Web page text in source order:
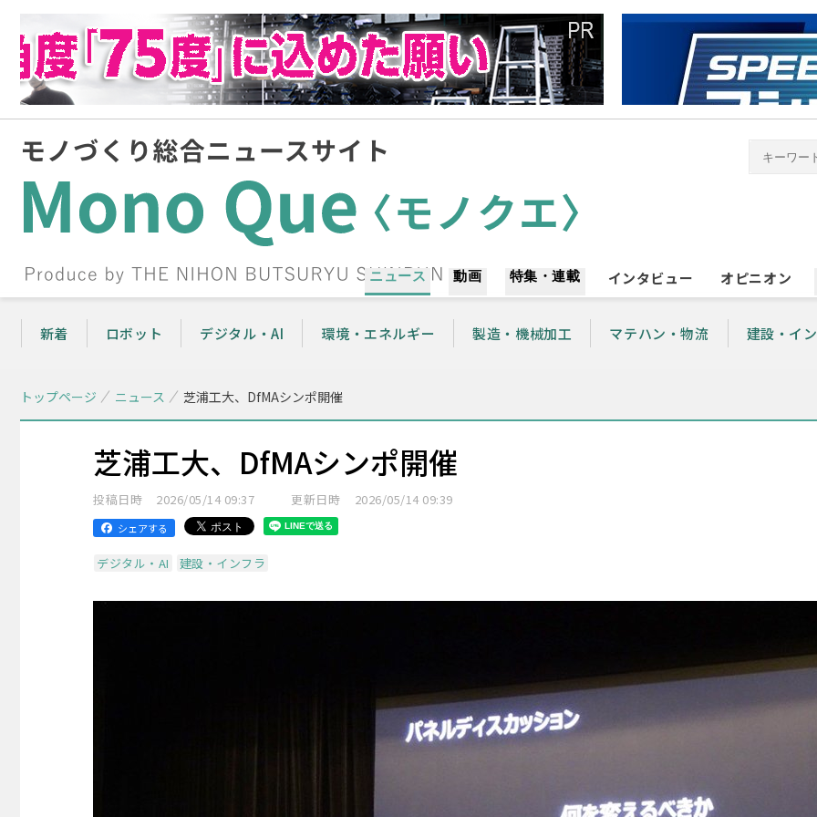
ニュース 動画 特集・連載 インタビュー オピニオン
新着 ロボット デジタル・AI 環境・エネルギー 製造・機械加工 マテハン・物流 建設・イ
トップページ ニュース 芝浦工大、DfMAシンポ開催
芝浦工大、DfMAシンポ開催
投稿日時 2026/05/14 09:37 更新日時 2026/05/14 09:39
シェアする
デジタル・AI 建設・インフラ